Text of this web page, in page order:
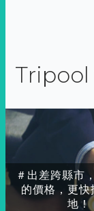
Tripool
＃出差跨縣市
的價格，更快
地！